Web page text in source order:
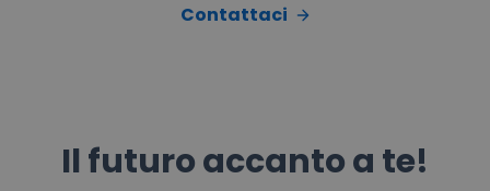
Contattaci
Il futuro accanto a te!